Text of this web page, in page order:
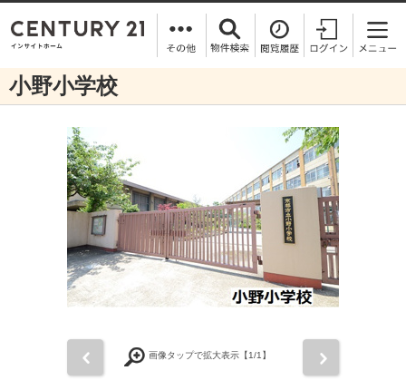
小野小学校
画像タップで拡大表示【1/1】